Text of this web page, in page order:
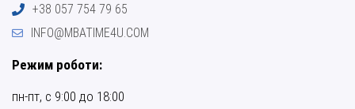
+38 057 754 79 65
INFO@MBATIME4U.COM
Режим роботи:
пн-пт, с 9:00 до 18:00